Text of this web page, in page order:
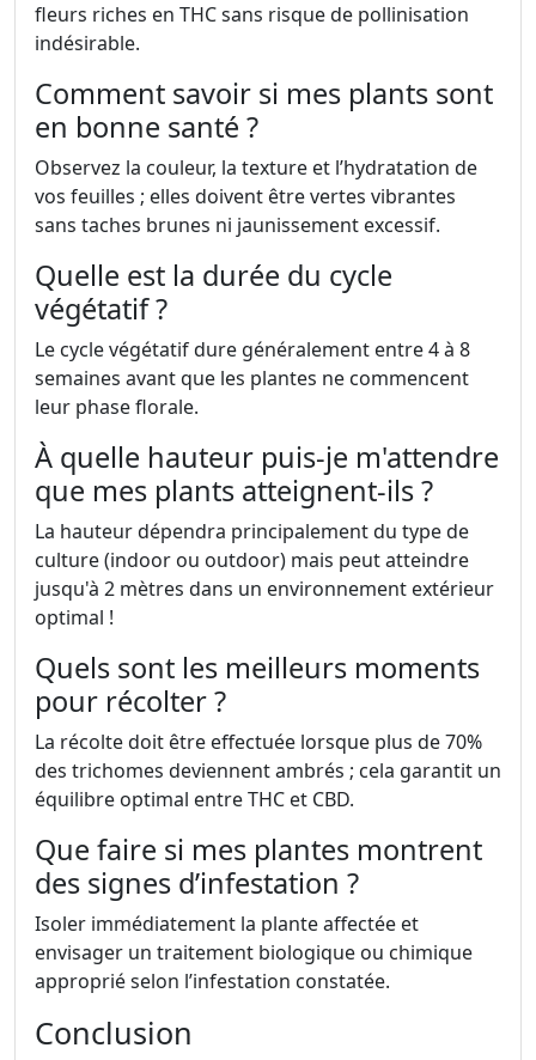
fleurs riches en THC sans risque de pollinisation
indésirable.
Comment savoir si mes plants sont
en bonne santé ?
Observez la couleur, la texture et l’hydratation de
vos feuilles ; elles doivent être vertes vibrantes
sans taches brunes ni jaunissement excessif.
Quelle est la durée du cycle
végétatif ?
Le cycle végétatif dure généralement entre 4 à 8
semaines avant que les plantes ne commencent
leur phase florale.
À quelle hauteur puis-je m'attendre
que mes plants atteignent-ils ?
La hauteur dépendra principalement du type de
culture (indoor ou outdoor) mais peut atteindre
jusqu'à 2 mètres dans un environnement extérieur
optimal !
Quels sont les meilleurs moments
pour récolter ?
La récolte doit être effectuée lorsque plus de 70%
des trichomes deviennent ambrés ; cela garantit un
équilibre optimal entre THC et CBD.
Que faire si mes plantes montrent
des signes d’infestation ?
Isoler immédiatement la plante affectée et
envisager un traitement biologique ou chimique
approprié selon l’infestation constatée.
Conclusion